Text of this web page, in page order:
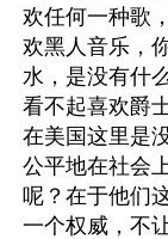
欢任何一种歌
欢黑人音乐，
水，是没有什
看不起喜欢爵
在美国这里是
公平地在社会
呢？在于他们
一个权威，不